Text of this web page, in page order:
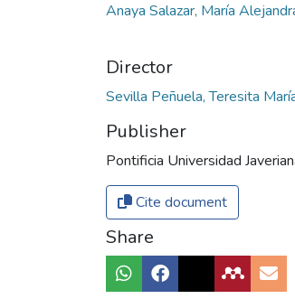
Anaya Salazar, María
Director
Sevilla Peñuela, Teresita
Publisher
Pontificia Universidad
Cite document
Share